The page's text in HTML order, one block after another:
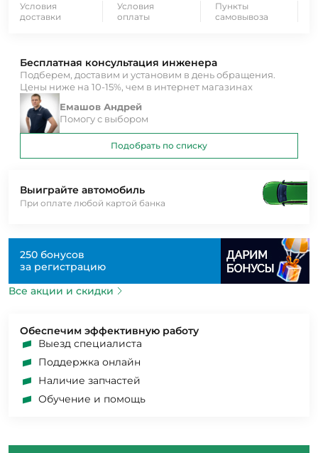
Условия
доставки
Условия
оплаты
Пункты
самовывоза
Выиграйте автомобиль
При оплате любой картой банка
250 бонусов
за регистрацию
Все акции и скидки
Обеспечим эффективную работу
Выезд специалиста
Поддержка онлайн
Наличие запчастей
Обучение и помощь
Бесплатная консультация инженера
Подберем, доставим и установим в день обращения.
Цены ниже на 10-15%, чем в интернет магазинах
Емашов Андрей
Помогу с выбором
Подобрать по списку